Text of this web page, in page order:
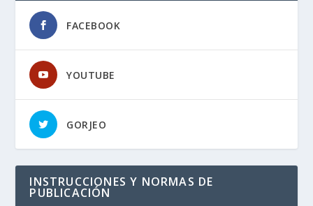
FACEBOOK
YOUTUBE
GORJEO
INSTRUCCIONES Y NORMAS DE
PUBLICACIÓN